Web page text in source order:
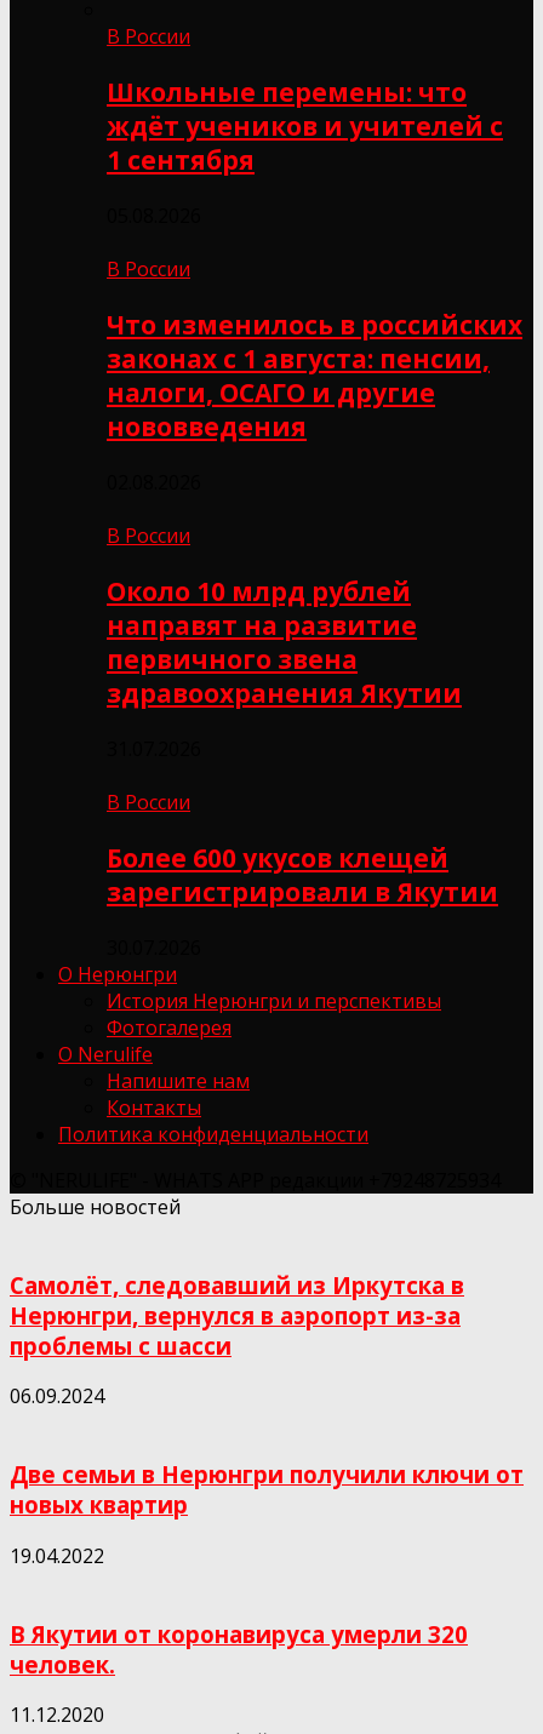
В России
Школьные перемены: что
ждёт учеников и учителей с
1 сентября
В России
Что изменилось в российских
законах с 1 августа: пенсии,
налоги, ОСАГО и другие
нововведения
В России
Около 10 млрд рублей
направят на развитие
первичного звена
здравоохранения Якутии
В России
Более 600 укусов клещей
зарегистрировали в Якутии
О Нерюнгри
История Нерюнгри и перспективы
Фотогалерея
О Nerulife
Напишите нам
Контакты
Политика конфиденциальности
Больше новостей
Самолёт, следовавший из Иркутска в
Нерюнгри, вернулся в аэропорт из-за
проблемы с шасси
06.09.2024
Две семьи в Нерюнгри получили ключи от
новых квартир
19.04.2022
В Якутии от коронавируса умерли 320
человек.
11.12.2020